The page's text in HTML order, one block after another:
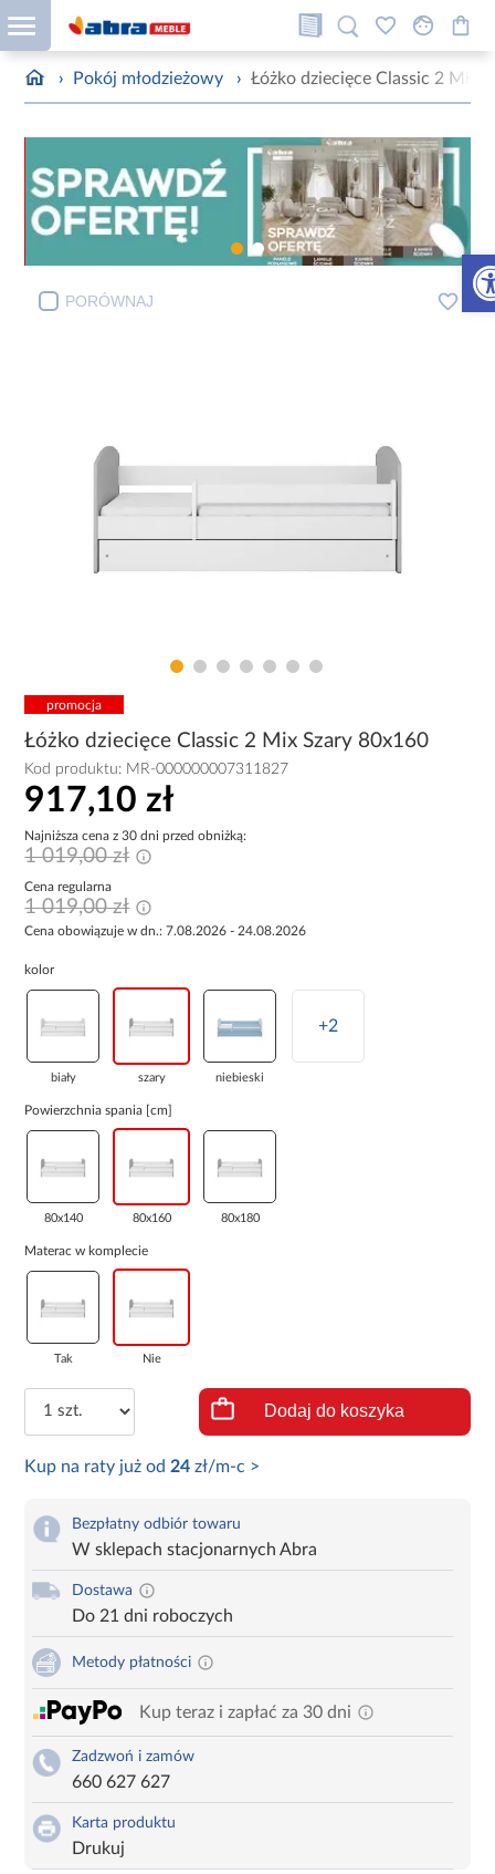
› Pokój młodzieżowy › Łóżko dziecięce Classic 2 Mix
PORÓWNAJ
promocja
Łóżko dziecięce Classic 2 Mix Szary 80x160
Kod produktu: MR-000000007311827
917,10 zł
Najniższa cena z 30 dni przed obniżką:
1 019,00 zł
Cena regularna
1 019,00 zł
Cena obowiązuje w dn.: 7.08.2026 - 24.08.2026
kolor
biały szary niebieski
+2
Powierzchnia spania [cm]
80x140 80x160 80x180
Materac w komplecie
Tak Nie
Dodaj do koszyka
Kup na raty już od 24 zł/m-c >
Bezpłatny odbiór towaru
W sklepach stacjonarnych Abra
Dostawa
Do 21 dni roboczych
Metody płatności
Kup teraz i zapłać za 30 dni
Zadzwoń i zamów
660 627 627
Karta produktu
Drukuj